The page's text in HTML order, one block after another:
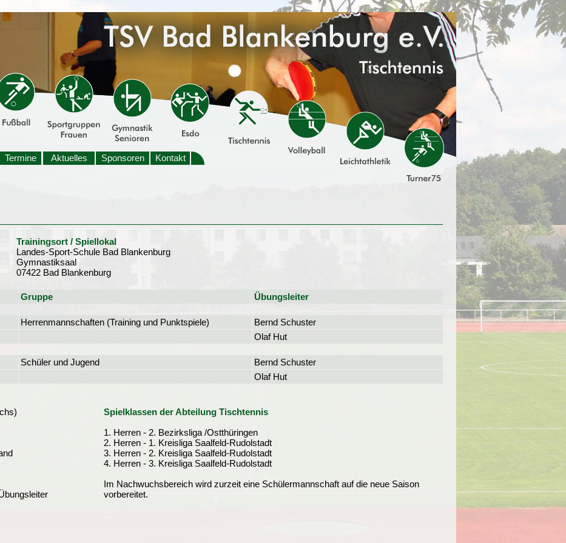
Termine Aktuelles Sponsoren Kontakt
Trainingsort / Spiellokal
Landes-Sport-Schule Bad Blankenburg
Gymnastiksaal
07422 Bad Blankenburg
Gruppe Übungsleiter
Herrenmannschaften (Training und Punktspiele)
Bernd Schuster
Olaf Hut
Schüler und Jugend
Bernd Schuster
Olaf Hut
Spielklassen der Abteilung Tischtennis
1. Herren - 2. Bezirksliga /Ostthüringen
2. Herren - 1. Kreisliga Saalfeld-Rudolstadt
3. Herren - 2. Kreisliga Saalfeld-Rudolstadt
4. Herren - 3. Kreisliga Saalfeld-Rudolstadt
Im Nachwuchsbereich wird zurzeit eine Schülermannschaft auf die neue Saison
vorbereitet.